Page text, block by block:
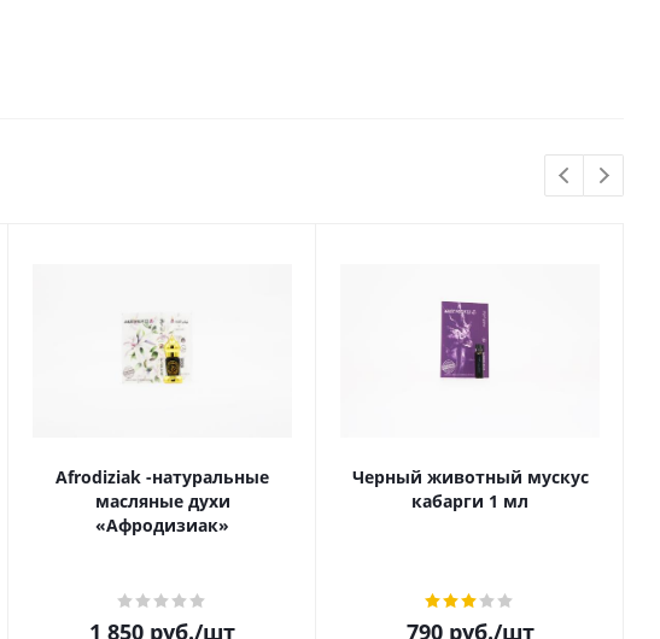
Afrodiziak -натуральные
масляные духи
«Афродизиак»
1 850 руб./шт
Черный животный мускус
кабарги 1 мл
790руб./шт